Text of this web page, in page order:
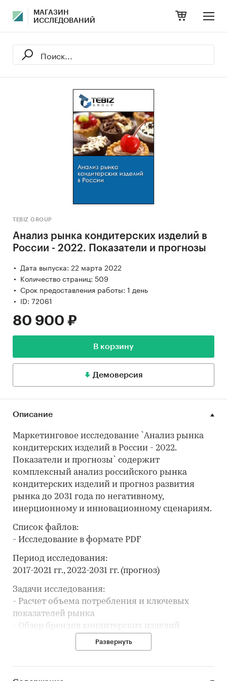
МАГАЗИН
ИССЛЕДОВАНИЙ
TEBIZ GROUP
Анализ рынка кондитерских изделий в
России - 2022. Показатели и прогнозы
Дата выпуска: 22 марта 2022
Количество страниц: 509
Срок предоставления работы: 1 день
ID: 72061
80 900 ₽
В корзину
Демоверсия
Описание
Маркетинговое исследование `Анализ рынка
кондитерских изделий в России - 2022.
Показатели и прогнозы` содержит
комплексный анализ российского рынка
кондитерских изделий и прогноз развития
рынка до 2031 года по негативному,
инерционному и инновационному сценариям.
Список файлов:
- Исследование в формате PDF
Период исследования:
2017-2021 гг., 2022-2031 гг. (прогноз)
Задачи исследования:
- Расчет объема потребления и ключевых
показателей рынка
- Обзор брендов кондитерских изделий
- Анализ производства кондитерских изделий
- Обзор производственных мощностей и расчет
Развернуть